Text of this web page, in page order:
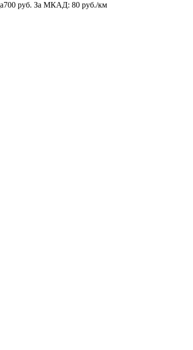
700 руб. За МКАД: 80 руб./км